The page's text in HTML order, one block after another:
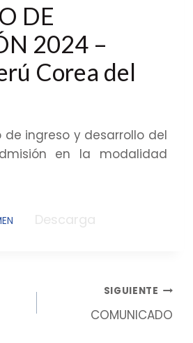
DE
2024 –
Corea del
de ingreso y desarrollo del
en la modalidad
Descarga
SIGUIENTE
COMUNICADO